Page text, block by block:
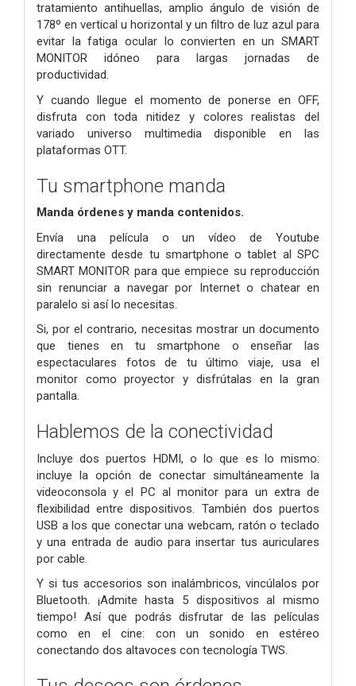
tratamiento antihuellas, amplio ángulo de visión de
178º en vertical u horizontal y un filtro de luz azul para
evitar la fatiga ocular lo convierten en un SMART
MONITOR idóneo para largas jornadas de
productividad.
Y cuando llegue el momento de ponerse en OFF,
disfruta con toda nitidez y colores realistas del
variado universo multimedia disponible en las
plataformas OTT.
Tu smartphone manda
Manda órdenes y manda contenidos.
Envía una película o un vídeo de Youtube
directamente desde tu smartphone o tablet al SPC
SMART MONITOR para que empiece su reproducción
sin renunciar a navegar por Internet o chatear en
paralelo si así lo necesitas.
Si, por el contrario, necesitas mostrar un documento
que tienes en tu smartphone o enseñar las
espectaculares fotos de tu último viaje, usa el
monitor como proyector y disfrútalas en la gran
pantalla.
Hablemos de la conectividad
Incluye dos puertos HDMI, o lo que es lo mismo:
incluye la opción de conectar simultáneamente la
videoconsola y el PC al monitor para un extra de
flexibilidad entre dispositivos. También dos puertos
USB a los que conectar una webcam, ratón o teclado
y una entrada de audio para insertar tus auriculares
por cable.
Y si tus accesorios son inalámbricos, vincúlalos por
Bluetooth. ¡Admite hasta 5 dispositivos al mismo
tiempo! Así que podrás disfrutar de las películas
como en el cine: con un sonido en estéreo
conectando dos altavoces con tecnología TWS.